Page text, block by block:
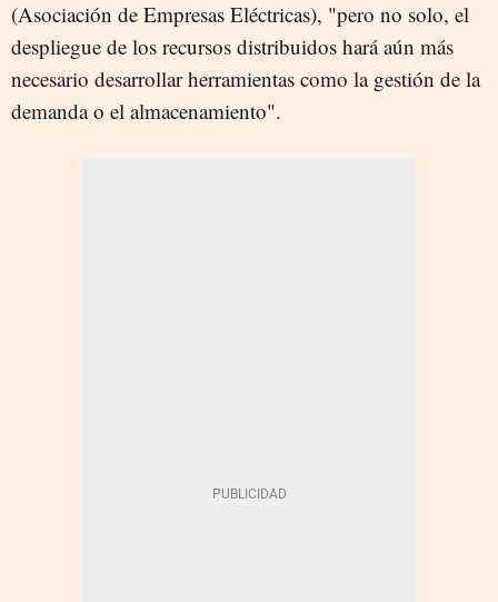
(Asociación de Empresas Eléctricas), "pero no solo, el
despliegue de los recursos distribuidos hará aún más
necesario desarrollar herramientas como la gestión de la
demanda o el almacenamiento".